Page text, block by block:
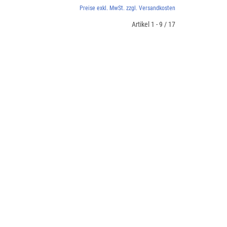
Preise exkl. MwSt. zzgl. Versandkosten
Artikel 1 - 9 / 17